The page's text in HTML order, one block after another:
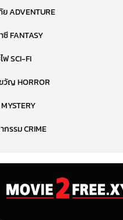
ADVENTURE
FANTASY
ฟ SCI-FI
ญ HORROR
รรม CRIME